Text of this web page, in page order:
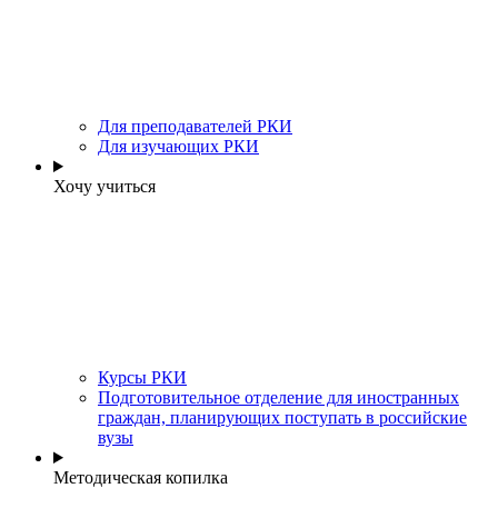
Для преподавателей РКИ
Для изучающих РКИ
Хочу учиться
Курсы РКИ
Подготовительное отделение для иностранных
граждан, планирующих поступать в российские
вузы
Методическая копилка